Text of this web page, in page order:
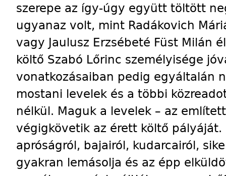
szerepe az így-úgy együtt töltött
ugyanaz volt, mint Radákovich
vagy Jaulusz Erzsébeté Füst Milán
költő Szabó Lőrinc személyisége
vonatkozásaiban pedig egyáltalán
mostani levelek és a többi
nélkül. Maguk a levelek – az
végigkövetik az érett költő pályáját.
apróságról, bajairól, kudarcairól,
gyakran lemásolja és az épp